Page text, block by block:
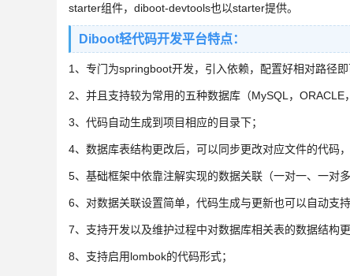
starter组件，diboot-devtools也以starter提供。
Diboot轻代码开发平台特点：
1、专门为springboot开发，引入依赖，配置好相对路径即
2、并且支持较为常用的五种数据库（MySQL，ORACLE
3、代码自动生成到项目相应的目录下；
4、数据库表结构更改后，可以同步更改对应文件的代码
5、基础框架中依靠注解实现的数据关联（一对一、一对
6、对数据关联设置简单，代码生成与更新也可以自动支
7、支持开发以及维护过程中对数据库相关表的数据结构
8、支持启用lombok的代码形式；